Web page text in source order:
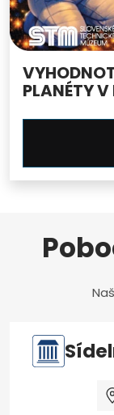
PLANÉTY V